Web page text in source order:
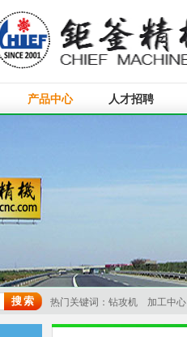
产品中心 人才招聘
热门关键词： 钻攻机 加工中心